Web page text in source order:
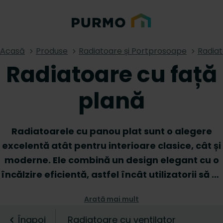
Acasă Produse Radiatoare și Portprosoape
Radiatoare cu față
plană
Radiatoarele cu panou plat sunt o alegere
excelentă atât pentru interioare clasice, cât și
moderne. Ele combină un design elegant cu o
încălzire eficientă, astfel încât utilizatorii să se
neaglomerat. Datorită adâncimii lor reduse,
radiatoarele cu panou plat sunt ideale pentru
Arată mai mult
Înapoi Radiatoare cu ventilator